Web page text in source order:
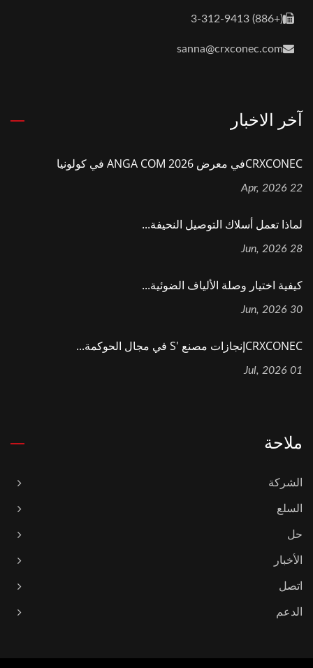
(+886) 3-312-9413
sanna@crxconec.com
آخر الاخبار
CRXCONECفي معرض ANGA COM 2026 في كولونيا
22 Apr, 2026
لماذا تعمل أسلاك التوصيل النحيفة...
28 Jun, 2026
كيفية اختيار وصلة الألياف الضوئية...
30 Jun, 2026
CRXCONECإنجازات مصنع 's في مجال الحوكمة...
01 Jul, 2026
ملاحة
الشركة
السلع
حل
الأخبار
اتصل
الدعم